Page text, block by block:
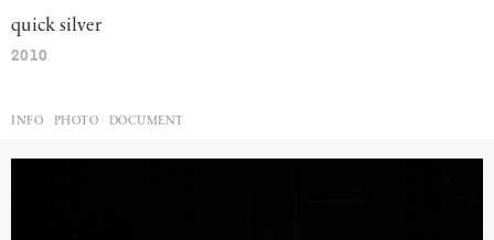
quick silver
2010
INFO PHOTO DOCUMENT